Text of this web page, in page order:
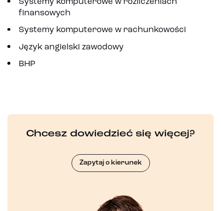
Systemy komputerowe w rozliczeniach
finansowych
Systemy komputerowe w rachunkowości
Język angielski zawodowy
BHP
Chcesz dowiedzieć się więcej?
Zapytaj o kierunek